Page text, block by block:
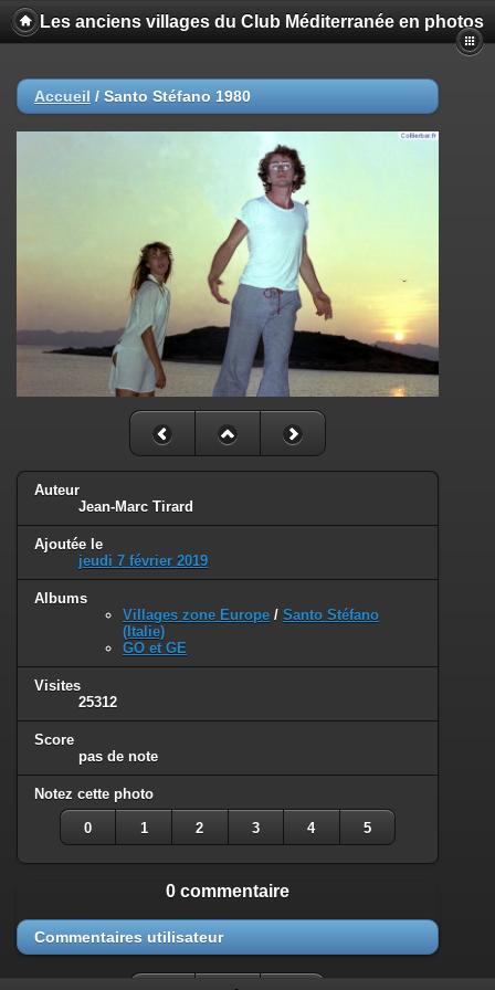
Les anciens villages du Club Méditerranée en photos
Accueil / Santo Stéfano 1980
Auteur
Jean-Marc Tirard
Ajoutée le
jeudi 7 février 2019
Albums
Villages zone Europe / Santo Stéfano
(Italie)
GO et GE
Visites
25312
Score
pas de note
Notez cette photo
0 1 2 3 4 5
0 commentaire
Commentaires utilisateur